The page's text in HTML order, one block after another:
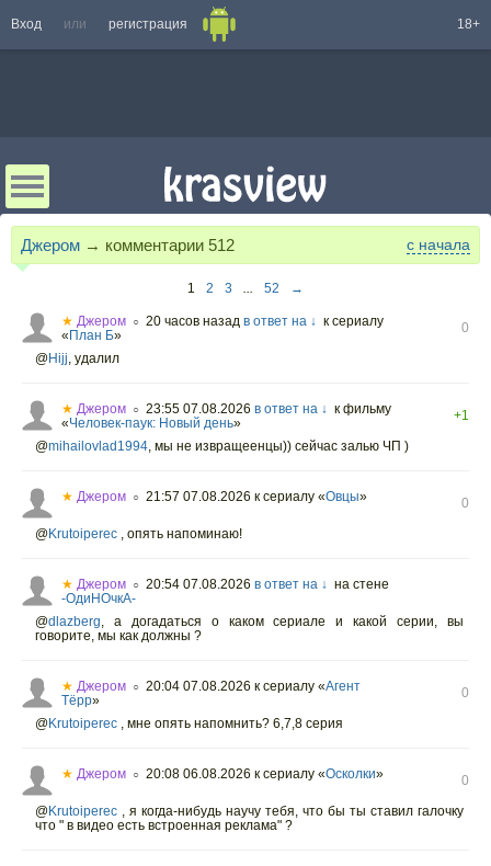
Вход или регистрация 18+
Джером → комментарии 512 с начала
1 2 3 ... 52 →
★ Джером ○ 20 часов назад в ответ на ↓ к сериалу
« План Б»
0
@Hijj, удалил
★ Джером ○ 23:55 07.08.2026 в ответ на ↓ к фильму
«Человек-паук: Новый день»
+1
@mihailovlad1994, мы не извращеенцы)) сейчас залью ЧП )
★ Джером ○ 21:57 07.08.2026 к сериалу «Овцы»
0
@Krutoiperec , опять напоминаю!
★ Джером ○ 20:54 07.08.2026 в ответ на ↓ на стене
-ОдиНОчкА-
@dlazberg, а догадаться о каком сериале и какой серии, вы
говорите, мы как должны ?
★ Джером ○ 20:04 07.08.2026 к сериалу «Агент
Тёрр»
0
@Krutoiperec , мне опять напомнить? 6,7,8 серия
★ Джером ○ 20:08 06.08.2026 к сериалу «Осколки»
0
@Krutoiperec , я когда-нибудь научу тебя, что бы ты ставил галочку
что " в видео есть встроенная реклама" ?